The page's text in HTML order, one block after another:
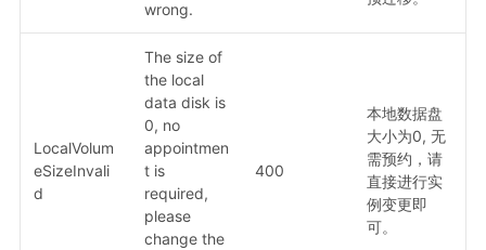
wrong.
LocalVolum
eSizeInvali
d
The size of
the local
data disk is
0, no
appointmen
t is
required,
please
change the
400
本地数据盘
大小为0, 无
需预约，请
直接进行实
例变更即
可。